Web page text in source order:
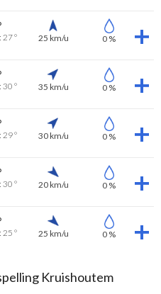
27 ° 25 km/u 0 %
30 ° 35 km/u 0 %
29 ° 30 km/u 0 %
30 ° 20 km/u 0 %
25 ° 25 km/u 0 %
Kruishoutem